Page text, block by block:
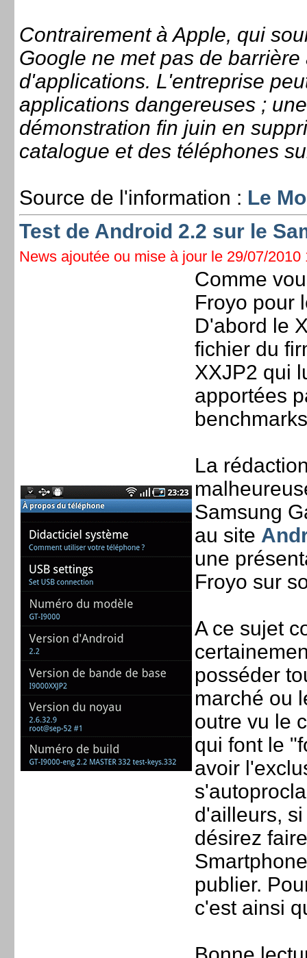
Contrairement à Apple, qui
Google ne met pas de
d'applications. L'entreprise
applications dangereuses ;
démonstration fin juin en
catalogue et des téléphones
Source de l'information : Le
Test de Android 2.2 sur le
News ajoutée ou mise à jour le 29/07/2010
Comme
Froyo pour
D'abord le
fichier du
XXJP2 qui
apportées
La
Samsung
au site
une
Froyo sur
A ce sujet
posséder
marché ou
outre vu le
qui font le
avoir
d'ailleurs,
désirez
publier.
c'est ainsi